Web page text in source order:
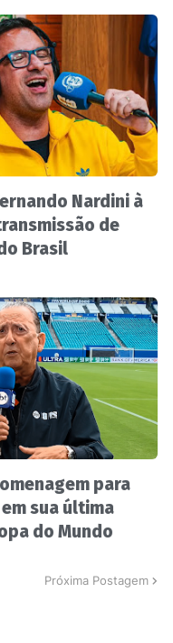
Nardini à
de
Brasil
para
sua última
do Mundo
Próxima Postagem